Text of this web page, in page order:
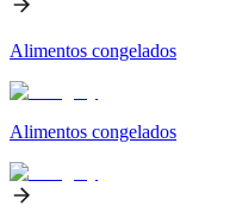
Alimentos congelados
Alimentos congelados